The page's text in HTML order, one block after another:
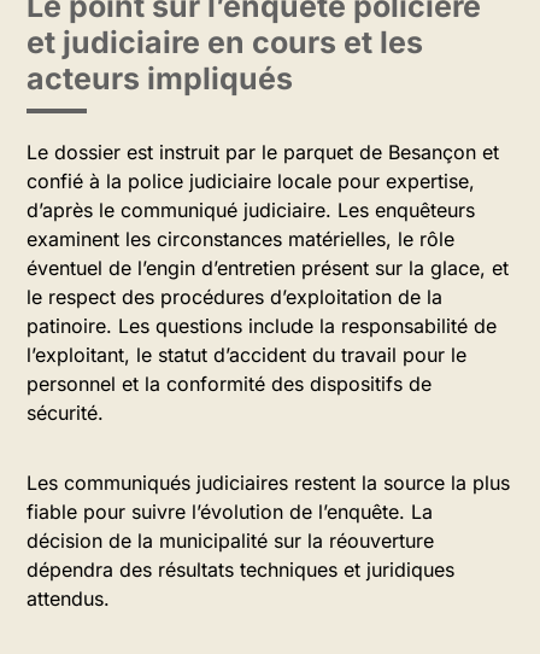
et judiciaire en cours et les
acteurs impliqués
Le dossier est instruit par le parquet de Besançon et
confié à la police judiciaire locale pour expertise,
d’après le communiqué judiciaire. Les enquêteurs
examinent les circonstances matérielles, le rôle
éventuel de l’engin d’entretien présent sur la glace, et
le respect des procédures d’exploitation de la
patinoire. Les questions include la responsabilité de
l’exploitant, le statut d’accident du travail pour le
personnel et la conformité des dispositifs de
sécurité.
Les communiqués judiciaires restent la source la plus
fiable pour suivre l’évolution de l’enquête. La
décision de la municipalité sur la réouverture
dépendra des résultats techniques et juridiques
attendus.